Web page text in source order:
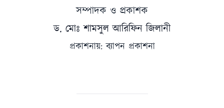
সম্পাদক ও প্রকাশক
ড. মোঃ শামসুল আরিফিন জিলানী
প্রকাশনায়: ব্যাপন প্রকাশনা